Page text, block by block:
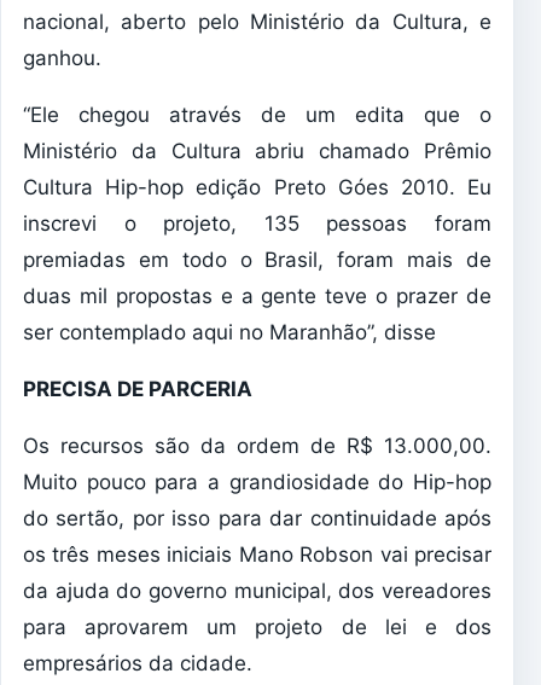
nacional, aberto pelo Ministério da Cultura, e
ganhou.
“Ele chegou através de um edita que o
Ministério da Cultura abriu chamado Prêmio
Cultura Hip-hop edição Preto Góes 2010. Eu
inscrevi o projeto, 135 pessoas foram
premiadas em todo o Brasil, foram mais de
duas mil propostas e a gente teve o prazer de
ser contemplado aqui no Maranhão”, disse
PRECISA DE PARCERIA
Os recursos são da ordem de R$ 13.000,00.
Muito pouco para a grandiosidade do Hip-hop
do sertão, por isso para dar continuidade após
os três meses iniciais Mano Robson vai precisar
da ajuda do governo municipal, dos vereadores
para aprovarem um projeto de lei e dos
empresários da cidade.